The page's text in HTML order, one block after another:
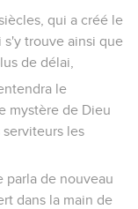
qui a créé le
trouve ainsi que
de délai,
le
mystère de Dieu
serviteurs les
parla de nouveau
dans la main de